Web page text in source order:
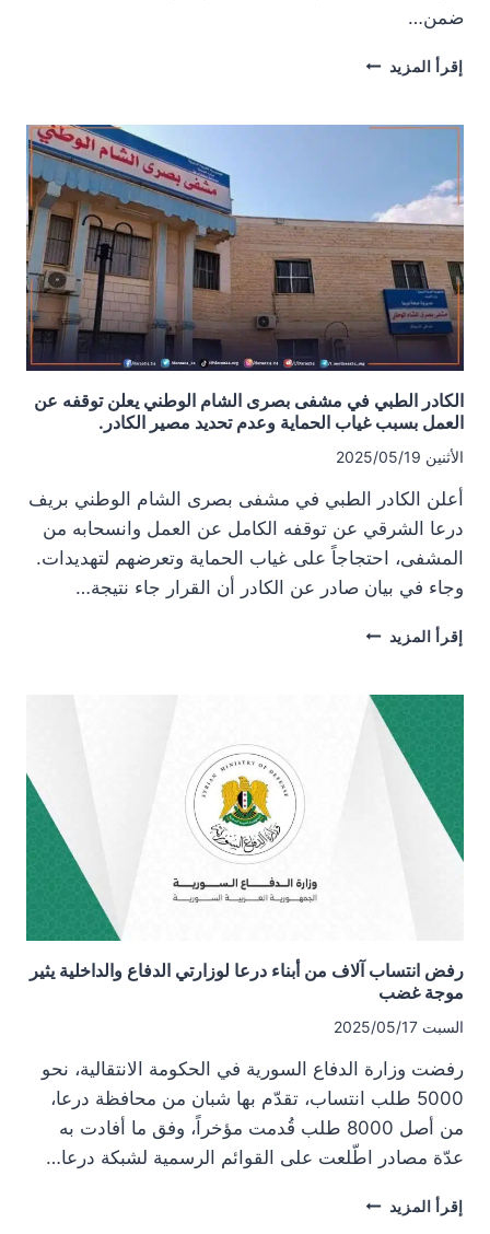
ضمن…
إقرأ المزيد إصابة
وزارة
في
مدينة
درعا
الكادر الطبي في مشفى بصرى الشام الوطني يعلن توقفه عن
العمل بسبب غياب الحماية وعدم تحديد مصير الكادر.
الأثنين 2025/05/19
أعلن الكادر الطبي في مشفى بصرى الشام الوطني بريف
درعا الشرقي عن توقفه الكامل عن العمل وانسحابه من
المشفى، احتجاجاً على غياب الحماية وتعرضهم لتهديدات.
وجاء في بيان صادر عن الكادر أن القرار جاء نتيجة…
إقرأ المزيد الكادر
مشفى
بصرى
تحديد
مصير
الكادر.
رفض انتساب آلاف من أبناء درعا لوزارتي الدفاع والداخلية يثير
موجة غضب
السبت 2025/05/17
رفضت وزارة الدفاع السورية في الحكومة الانتقالية، نحو
5000 طلب انتساب، تقدّم بها شبان من محافظة درعا،
من أصل 8000 طلب قُدمت مؤخراً، وفق ما أفادت به
عدّة مصادر اطّلعت على القوائم الرسمية لشبكة درعا…
إقرأ المزيد رفض